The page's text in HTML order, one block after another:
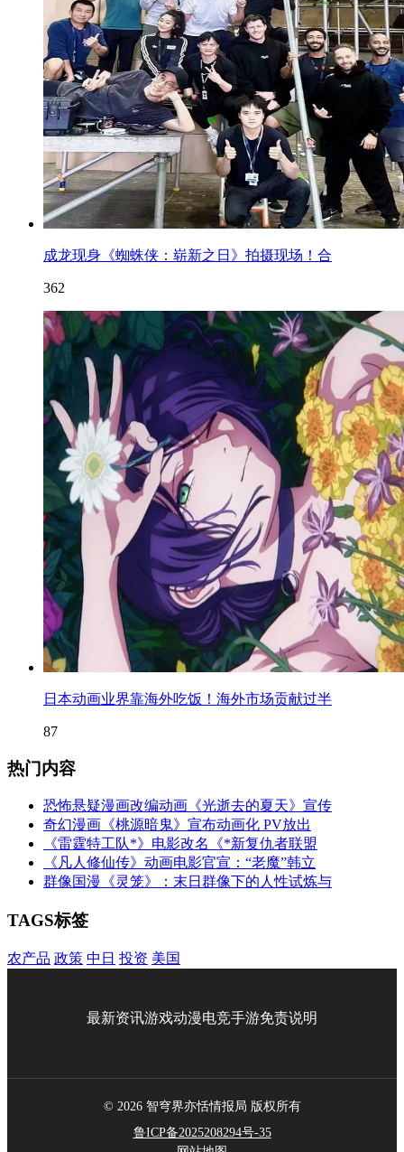
成龙现身《蜘蛛侠：崭新之日》拍摄现场！合
362
日本动画业界靠海外吃饭！海外市场贡献过半
87
热门内容
恐怖悬疑漫画改编动画《光逝去的夏天》宣传
奇幻漫画《桃源暗鬼》宣布动画化 PV放出
《雷霆特工队*》电影改名《*新复仇者联盟
《凡人修仙传》动画电影官宣：“老魔”韩立
群像国漫《灵笼》：末日群像下的人性试炼与
TAGS标签
农产品 政策 中日 投资 美国
最新资讯游戏动漫电竞手游免责说明
© 2026 智穹界亦恬情报局 版权所有
鲁ICP备2025208294号-35